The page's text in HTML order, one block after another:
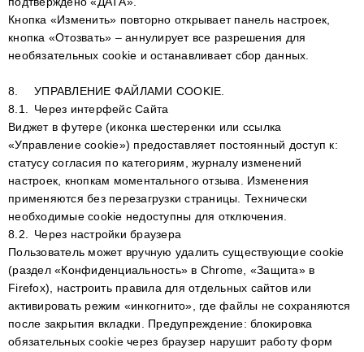
Кнопка «Изменить» повторно открывает панель настроек,
кнопка «Отозвать» – аннулирует все разрешения для
необязательных cookie и останавливает сбор данных.
8.
УПРАВЛЕНИЕ ФАЙЛАМИ COOKIE.
8.1.
Через интерфейс Сайта
Виджет в футере (иконка шестеренки или ссылка
«Управление cookie») предоставляет постоянный доступ к:
статусу согласия по категориям, журналу изменений
настроек, кнопкам моментального отзыва. Изменения
применяются без перезагрузки страницы. Технически
необходимые cookie недоступны для отключения.
8.2.
Через настройки браузера
Пользователь может вручную удалить существующие cookie
(раздел «Конфиденциальность» в Chrome, «Защита» в
Firefox), настроить правила для отдельных сайтов или
активировать режим «инкогнито», где файлы не сохраняются
после закрытия вкладки. Предупреждение: блокировка
обязательных cookie через браузер нарушит работу форм